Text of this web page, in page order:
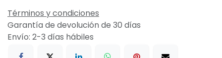
Términos y condiciones
Garantía de devolución de 30 días
Envío: 2-3 días hábiles